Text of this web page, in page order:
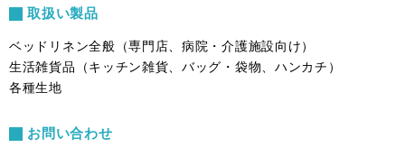
取扱い製品
ベッドリネン全般（専門店、病院・介護施設向け）
生活雑貨品（キッチン雑貨、バッグ・袋物、ハンカチ）
各種生地
お問い合わせ